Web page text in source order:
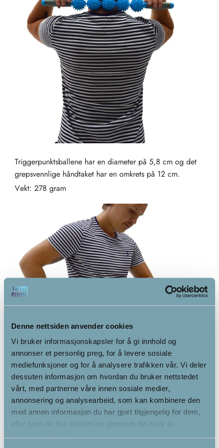
Denne nettsiden anvender cookies
Vi bruker informasjonskapsler for å gi innhold og
annonser et personlig preg, for å levere sosiale
mediefunksjoner og for å analysere trafikken vår. Vi deler
dessuten informasjon om hvordan du bruker nettstedet
vårt, med partnerne våre innen sosiale medier,
annonsering og analysearbeid, som kan kombinere den
med annen informasjon du har gjort tilgjengelig for dem,
eller som de har samlet inn gjennom din bruk av
Triggerpunktsballene har en diameter på 5,8 cm og det
grepsvennlige håndtaket har en omkrets på 12 cm.
Vekt: 278 gram
Teknisk informasjon